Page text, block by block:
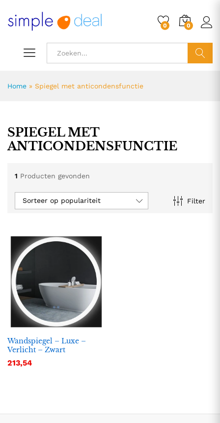
0 0
Home » Spiegel met anticondensfunctie
SPIEGEL MET
ANTICONDENSFUNCTIE
1 Producten gevonden
Filter
Sorteer op populariteit
Wandspiegel – Luxe –
Verlicht – Zwart
213,54